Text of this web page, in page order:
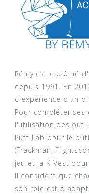
Rémy est diplômé
depuis 1991. En
d'expérience d'un
Pour compléter ses
l'utilisation des
Putt Lab pour le
(Trackman,
jeu et la K-Vest
Il considère que
son rôle est